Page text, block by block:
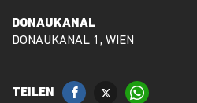
DONAUKANAL
DONAUKANAL 1, WIEN
TEILEN